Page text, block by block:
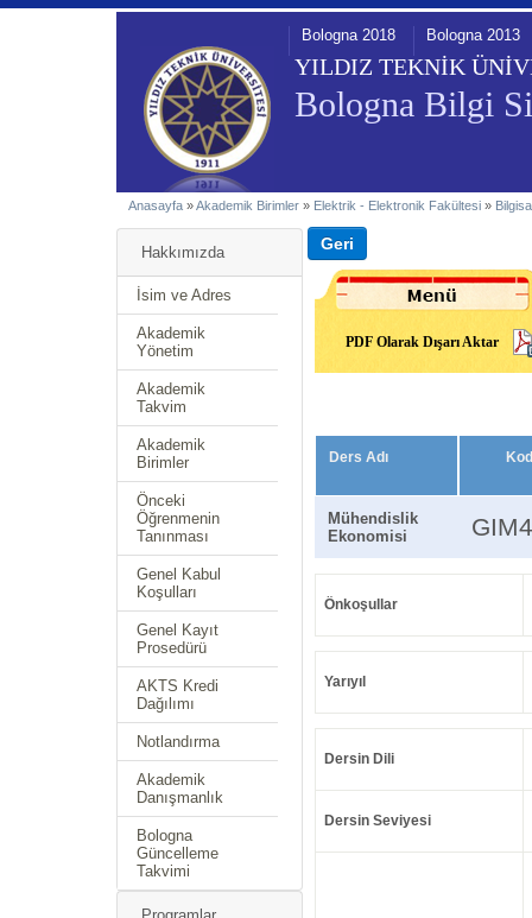
YILDIZ TEKNİK
Bologna Bilgi
Bologna 2018 Bologna 2013
Anasayfa »Akademik Birimler » Elektrik - Elektronik Fakültesi »
Hakkımızda
İsim ve Adres
Akademik
Yönetim
Akademik
Takvim
Akademik
Birimler
Önceki
Öğrenmenin
Tanınması
Genel Kabul
Koşulları
Genel Kayıt
Prosedürü
AKTS Kredi
Dağılımı
Notlandırma
Akademik
Danışmanlık
Bologna
Güncelleme
Takvimi
PDF Olarak Dışarı Aktar
Ders Adı
Mühendislik
Ekonomisi
Önkoşullar
Yarıyıl
Dersin Dili
Dersin Seviyesi